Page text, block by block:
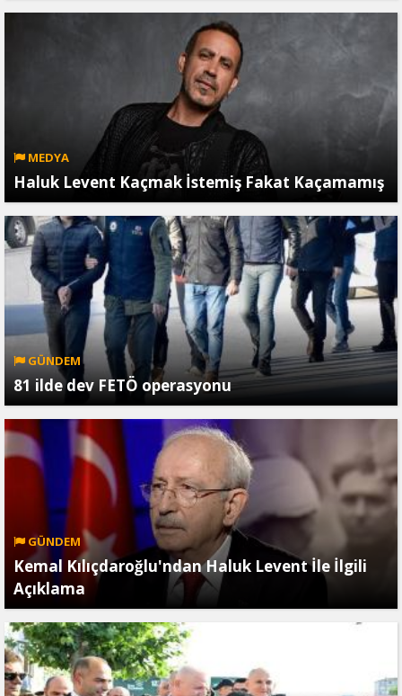
MEDYA
Haluk Levent Kaçmak İstemiş Fakat Kaçamamış
GÜNDEM
81 ilde dev FETÖ operasyonu
GÜNDEM
Kemal Kılıçdaroğlu'ndan Haluk Levent İle İlgili
Açıklama